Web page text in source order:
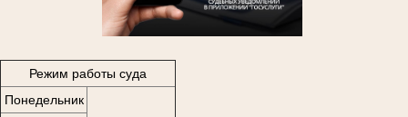
Режим работы суда
Понедельник